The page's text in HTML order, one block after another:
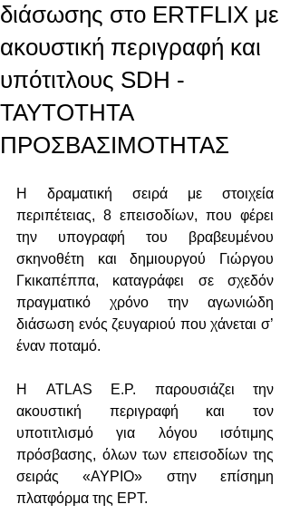
διάσωσης στο ERTFLIX με
ακουστική περιγραφή και
υπότιτλους SDH -
ΤΑΥΤΟΤΗΤΑ
ΠΡΟΣΒΑΣΙΜΟΤΗΤΑΣ
Η δραματική σειρά με στοιχεία
περιπέτειας, 8 επεισοδίων, που φέρει
την υπογραφή του βραβευμένου
σκηνοθέτη και δημιουργού Γιώργου
Γκικαπέππα, καταγράφει σε σχεδόν
πραγματικό χρόνο την αγωνιώδη
διάσωση ενός ζευγαριού που χάνεται σ’
έναν ποταμό.
Η ATLAS E.P. παρουσιάζει την
ακουστική περιγραφή και τον
υποτιτλισμό για λόγου ισότιμης
πρόσβασης, όλων των επεισοδίων της
σειράς «ΑΥΡΙΟ» στην επίσημη
πλατφόρμα της ΕΡΤ.